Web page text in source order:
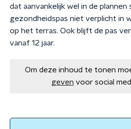
dat aanvankelijk wel in de plannen
gezondheidspas niet verplicht in
op het terras. Ook blijft de pas
vanaf 12 jaar.
Om deze inhoud te tonen
geven voor social